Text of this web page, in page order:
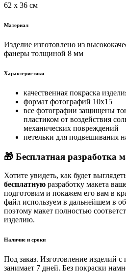
62 х 36 см
Материал
Изделие изготовлено из
фанеры толщиной 8 мм
Характеристики
качественная покраска
формат фотографий 10х15
все фотографии защищены
пластиком от воздействия
механических повреждений
петельки для подвешивания
🎁 Бесплатная разработка
Хотите увидеть, как будет
бесплатную разработку макета
подготовим и покажем его вам в
файл используем в дальнейшем в
поэтому макет полностью
изделию.
Наличие и сроки
Под заказ. Изготовление изделий с
занимает 7 дней. Без покраски